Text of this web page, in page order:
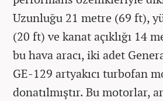
Uzunluğu 21 metre (69 ft),
(20 ft) ve kanat açıklığı 14
bu hava aracı, iki adet
GE-129 artyakıcı turbofan
donatılmıştır. Bu motorlar,